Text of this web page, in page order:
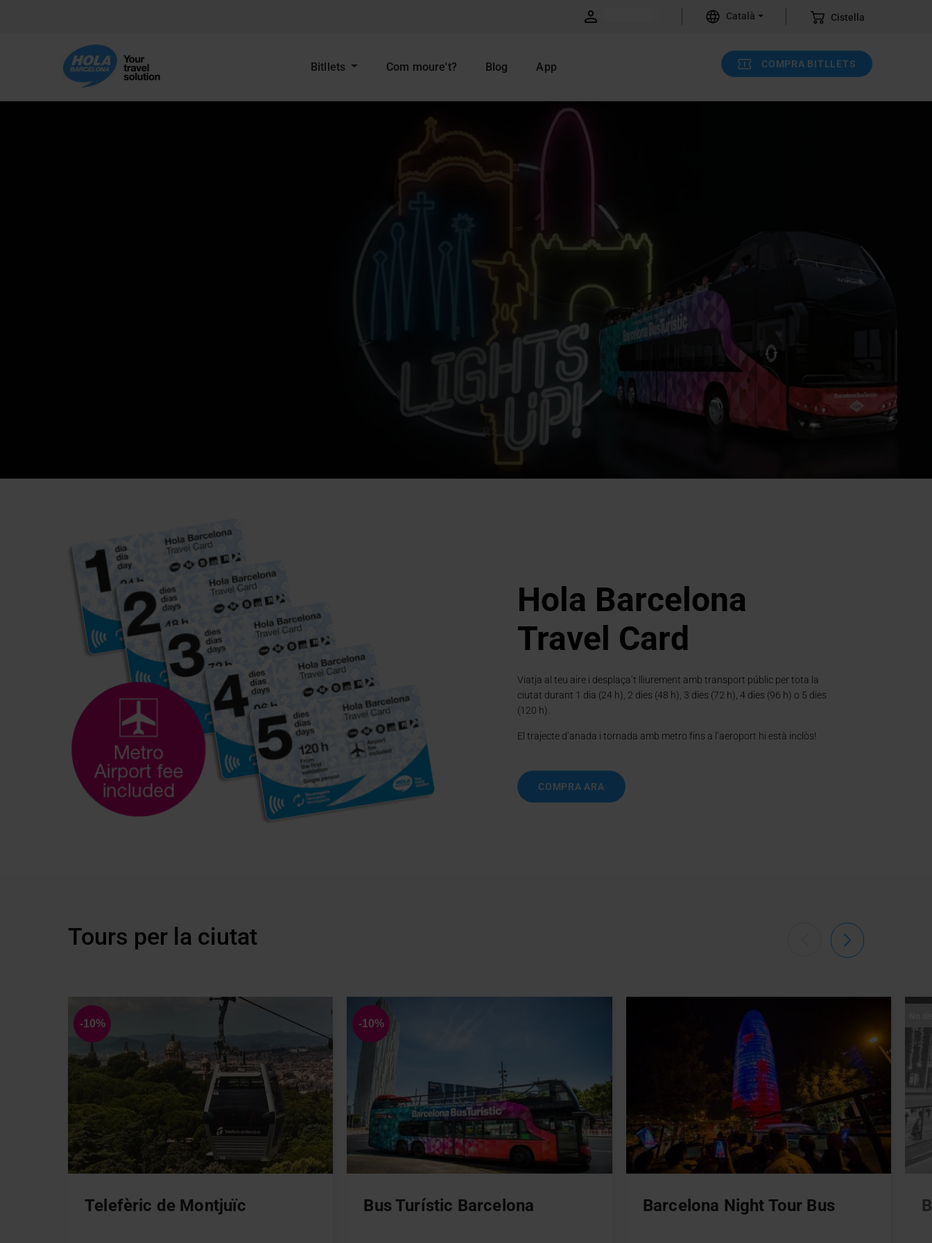
Cistella
Català
Bitllets Com moure't? Blog App COMPRA BITLLETS
Lights up! Ruta nocturna
amb el Barcelona Night
Tour
Nits de somni durant l'estiu amb un recorregut nocturn inoblidable per gaudir
de la millor panoràmica de Barcelona il·luminada.
COMPRA ARA
Hola Barcelona
Travel Card
Viatja al teu aire i desplaça’t lliurement amb transport públic per tota la
ciutat durant 1 dia (24 h), 2 dies (48 h), 3 dies (72 h), 4 dies (96 h) o 5 dies
(120 h).
El trajecte d’anada i tornada amb metro fins a l’aeroport hi està inclòs!
COMPRA ARA
Tours per la ciutat
Telefèric de Montjuïc Bus Turístic Barcelona Barcelona Night Tour Bus